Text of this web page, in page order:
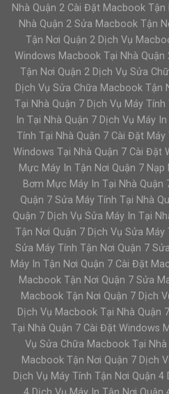
Nhà Quận 2 Cài Đặt Macbook
Nhà Quận 2 Sửa Macbook Tận
Tận Nơi Quận 2 Dịch Vụ
Windows Macbook Tại Nhà
Tận Nơi Quận 2 Dịch Vụ Sửa
Dịch Vụ Sửa Chữa Macbook Tận
Tại Nhà Quận 7 Dịch Vụ Máy
In Tại Nhà Quận 7 Dịch Vụ Máy
Tính Tại Nhà Quận 7 Cài Đặt
Windows Tại Nhà Quận 7 Cài Đặt
Mực Máy In Tận Nơi Quận 7
Bơm Mực Máy In Tại Nhà Quận
Quận 7 Sửa Máy Tính Tại Nhà
Quận 7 Dịch Vụ Sửa Máy In Tại
Tận Nơi Quận 7 Dịch Vụ Sửa
Sửa Máy Tính Tận Nơi Quận 7
Máy In Tận Nơi Quận 7 Cài Đặt
Macbook Tận Nơi Quận 7 Sửa
Macbook Tận Nơi Quận 7 Dịch
Dịch Vụ Macbook Tại Nhà Quận
Tại Nhà Quận 7 Cài Đặt Windows
Vụ Sửa Chữa Macbook Tại
Macbook Tận Nơi Quận 7 Dịch
Dịch Vụ Máy Tính Tận Nơi Quận